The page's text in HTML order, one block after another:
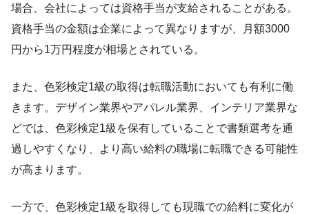
場合、会社によっては資格手当が支給されることがある。
資格手当の金額は企業によって異なりますが、月額3000
円から1万円程度が相場とされている。
また、色彩検定1級の取得は転職活動においても有利に働
きます。デザイン業界やアパレル業界、インテリア業界な
どでは、色彩検定1級を保有していることで書類選考を通
過しやすくなり、より高い給料の職場に転職できる可能性
が高まります。
一方で、色彩検定1級を取得しても現職での給料に変化が